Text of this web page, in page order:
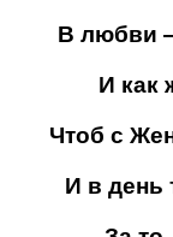
В любви
И как
Чтоб с
И в день